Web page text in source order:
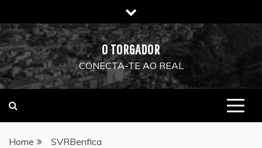
to
content
O TORGADOR
CONECTA-TE AO REAL
Home SVRBenfica